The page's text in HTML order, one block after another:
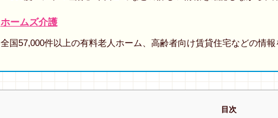
ホームズ介護
全国57,000件以上の有料老人ホーム、高齢者向け賃貸住宅などの情報
目次